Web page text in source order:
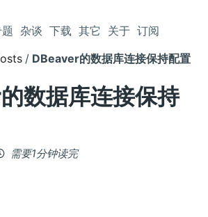
杂谈 下载 其它 关于 订阅
DBeaver的数据库连接保持配置
数据库连接保持
需要1分钟读完